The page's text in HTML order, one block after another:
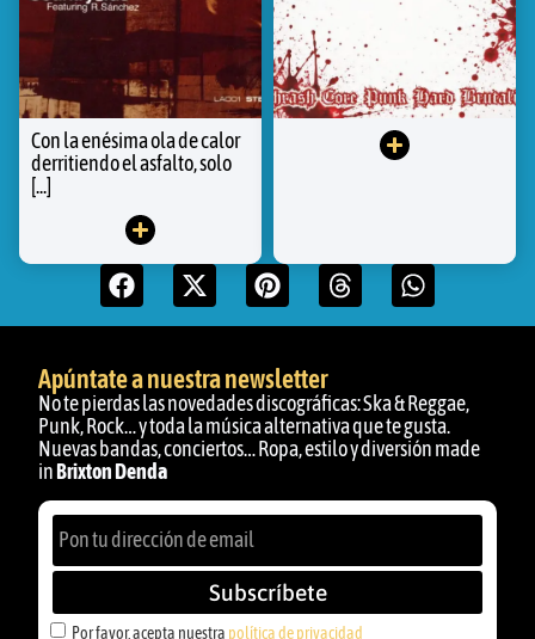
Con la enésima ola de calor
derritiendo el asfalto, solo
[...]
Apúntate a nuestra newsletter
No te pierdas las novedades discográficas: Ska & Reggae,
Punk, Rock… y toda la música alternativa que te gusta.
Nuevas bandas, conciertos… Ropa, estilo y diversión made
inBrixton Denda
Por favor, acepta nuestra política de privacidad
Subscríbete